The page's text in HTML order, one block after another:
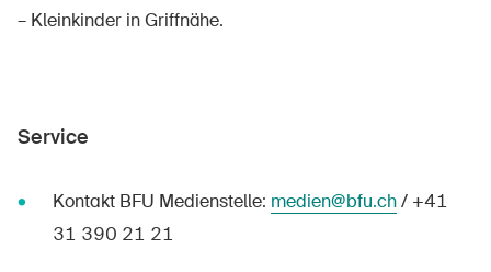
– Kleinkinder in Griffnähe.
Service
Kontakt BFU Medienstelle: medien@bfu.ch/ +41
31 390 21 21